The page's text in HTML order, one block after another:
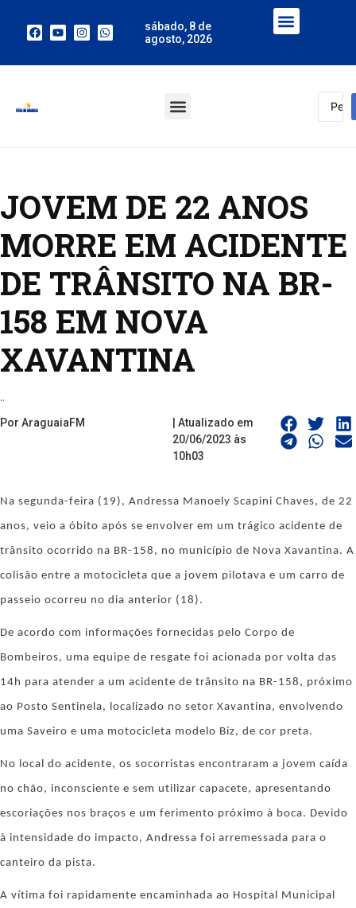
sábado, 8 de
agosto, 2026
JOVEM DE 22 ANOS
MORRE EM ACIDENTE
DE TRÂNSITO NA BR-
158 EM NOVA
XAVANTINA
..
Por AraguaiaFM
| Atualizado em
20/06/2023 às
10h03
Na segunda-feira (19), Andressa Manoely Scapini Chaves, de 22
anos, veio a óbito após se envolver em um trágico acidente de
trânsito ocorrido na BR-158, no município de Nova Xavantina. A
colisão entre a motocicleta que a jovem pilotava e um carro de
passeio ocorreu no dia anterior (18).
De acordo com informações fornecidas pelo Corpo de
Bombeiros, uma equipe de resgate foi acionada por volta das
14h para atender a um acidente de trânsito na BR-158, próximo
ao Posto Sentinela, localizado no setor Xavantina, envolvendo
uma Saveiro e uma motocicleta modelo Biz, de cor preta.
No local do acidente, os socorristas encontraram a jovem caída
no chão, inconsciente e sem utilizar capacete, apresentando
escoriações nos braços e um ferimento próximo à boca. Devido
à intensidade do impacto, Andressa foi arremessada para o
canteiro da pista.
A vítima foi rapidamente encaminhada ao Hospital Municipal